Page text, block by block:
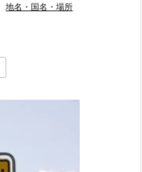
地名・国名・場所